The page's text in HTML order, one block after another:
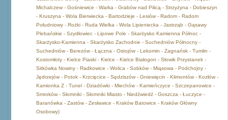
Michalczew - Gośniewice - Warka - Grabów nad Pilicą - Strzyżyna - Dobieszyn
- Kruszyna - Wola Bierwiecka - Bartodzieje - Lesiów - Radom - Radom
Południowy - Rożki - Ruda Wielka - Wola Lipieniecka - Jastrząb - Gąsawy
Plebańskie - Szydłowiec - Lipowe Pole - Skarżysko Kamienna Północ -
Skarżysko-Kamienna - Skarżysko Zachodnie - Suchedniów Północny -
Suchedniów - Berezów - Łączna - Ostojów - Lekomin - Zagnańsk - Tumlin -
Kostomłoty - Kielce Piaski - Kielce - Kielce Białogon - Słowik Przystanek -
Sitkówka Nowiny - Radkowice - Wolica - Sobków - Miąsowa - Podchojny -
Jędrzejów - Potok - Krzcięcice - Sędziszów - Gniewięcin - Klimontów - Kozłów -
Kamionka Z - Tunel - Dziadówki - Miechów - Kamieńczyce - Szczepanowice -
Smroków - Słomniki - Słomniki Miasto - Niedźwiedź - Goszcza - Łuczyce -
Baranówka - Zastów - Zesławice - Kraków Batowice - Kraków Główny
Osobowy)